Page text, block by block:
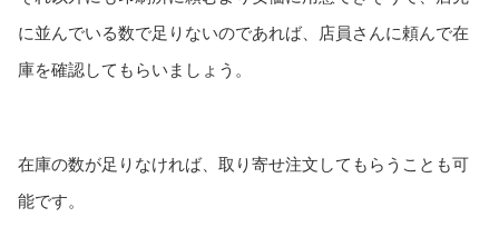
に並んでいる数で足りないのであれば、店員さんに頼んで在
庫を確認してもらいましょう。
在庫の数が足りなければ、取り寄せ注文してもらうことも可
能です。